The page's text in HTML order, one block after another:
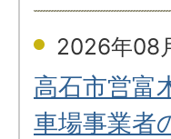
2026年08
高石市営富
車場事業者